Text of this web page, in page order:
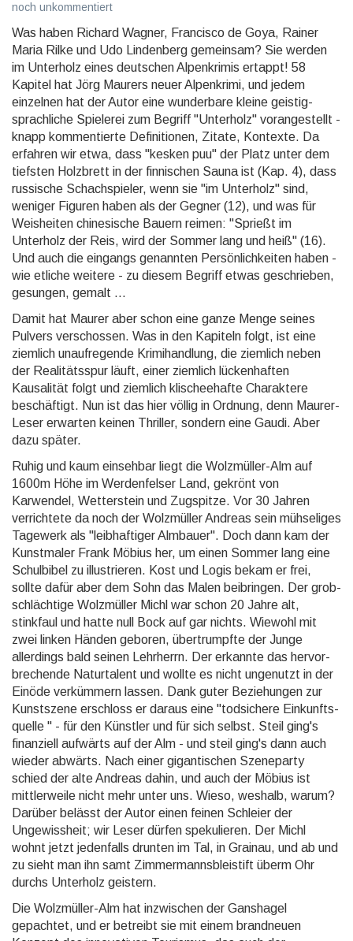
noch unkommentiert
Was haben Richard Wagner, Francisco de Goya, Rainer
Maria Rilke und Udo Lindenberg gemeinsam? Sie werden
im Unterholz eines deutschen Alpenkrimis ertappt! 58
Kapitel hat Jörg Maurers neuer Alpenkrimi, und jedem
einzelnen hat der Autor eine wunderbare kleine geistig-
sprachliche Spielerei zum Begriff "Unterholz" vorangestellt -
knapp kommentierte Definitionen, Zitate, Kontexte. Da
erfahren wir etwa, dass "kesken puu" der Platz unter dem
tiefsten Holzbrett in der finnischen Sauna ist (Kap. 4), dass
russische Schachspieler, wenn sie "im Unterholz" sind,
weniger Figuren haben als der Gegner (12), und was für
Weisheiten chinesische Bauern reimen: "Sprießt im
Unterholz der Reis, wird der Sommer lang und heiß" (16).
Und auch die eingangs genannten Persön­lich­keiten haben -
wie etliche weitere - zu diesem Begriff etwas geschrieben,
gesungen, gemalt ...
Damit hat Maurer aber schon eine ganze Menge seines
Pulvers verschossen. Was in den Kapiteln folgt, ist eine
ziemlich unaufregende Krimihandlung, die ziemlich neben
der Realitätsspur läuft, einer ziemlich lückenhaften
Kausalität folgt und ziemlich klischeehafte Charaktere
beschäftigt. Nun ist das hier völlig in Ordnung, denn Maurer-
Leser erwarten keinen Thriller, sondern eine Gaudi. Aber
dazu später.
Ruhig und kaum einsehbar liegt die Wolzmüller-Alm auf
1600m Höhe im Werdenfelser Land, gekrönt von
Karwendel, Wetterstein und Zugspitze. Vor 30 Jahren
verrichtete da noch der Wolzmüller Andreas sein mühseliges
Tagewerk als "leibhaftiger Almbauer". Doch dann kam der
Kunstmaler Frank Möbius her, um einen Sommer lang eine
Schulbibel zu illustrieren. Kost und Logis bekam er frei,
sollte dafür aber dem Sohn das Malen beibringen. Der grob­
schläch­tige Wolzmüller Michl war schon 20 Jahre alt,
stinkfaul und hatte null Bock auf gar nichts. Wiewohl mit
zwei linken Händen geboren, übertrumpfte der Junge
allerdings bald seinen Lehrherrn. Der erkannte das hervor­
brechende Naturtalent und wollte es nicht ungenutzt in der
Einöde verkümmern lassen. Dank guter Beziehungen zur
Kunstszene erschloss er daraus eine "todsichere Einkunfts­
quelle " - für den Künstler und für sich selbst. Steil ging's
finanziell aufwärts auf der Alm - und steil ging's dann auch
wieder abwärts. Nach einer gigantischen Szeneparty
schied der alte Andreas dahin, und auch der Möbius ist
mittlerweile nicht mehr unter uns. Wieso, weshalb, warum?
Darüber belässt der Autor einen feinen Schleier der
Ungewissheit; wir Leser dürfen spekulieren. Der Michl
wohnt jetzt jedenfalls drunten im Tal, in Grainau, und ab und
zu sieht man ihn samt Zimmer­manns­bleistift überm Ohr
durchs Unterholz geistern.
Die Wolzmüller-Alm hat inzwischen der Ganshagel
gepachtet, und er betreibt sie mit einem brandneuen